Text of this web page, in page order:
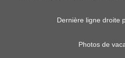
Dernière ligne droite
Photos de